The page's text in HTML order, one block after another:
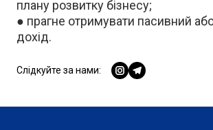
плану розвитку бізнесу;
● прагне отримувати пасивний
дохід.
Слідкуйте за нами: